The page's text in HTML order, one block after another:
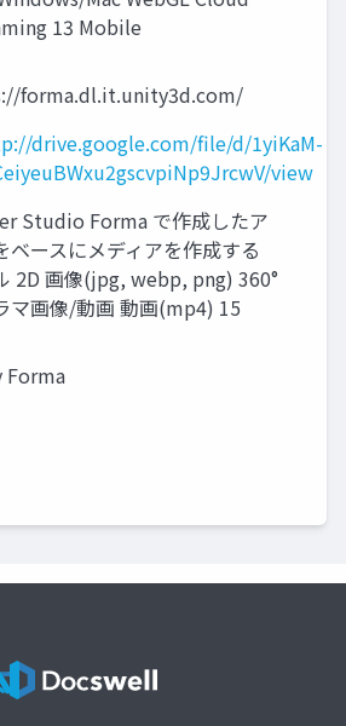
13 Mobile
forma.dl.it.unity3d.com/
drive.google.com/file/d/1yiKaM-
view
Studio Forma で作成したア
ベースにメディアを作成する
2D 画像(jpg, webp, png) 360°
マ画像/動画 動画(mp4) 15
Forma